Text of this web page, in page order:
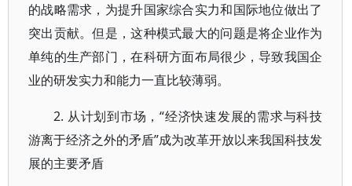
的战略需求，为提升国家综合实力和国际地位做出了
突出贡献。但是，这种模式最大的问题是将企业作为
单纯的生产部门，在科研方面布局很少，导致我国企
业的研发实力和能力一直比较薄弱。
2. 从计划到市场，“经济快速发展的需求与科技
游离于经济之外的矛盾”成为改革开放以来我国科技发
展的主要矛盾